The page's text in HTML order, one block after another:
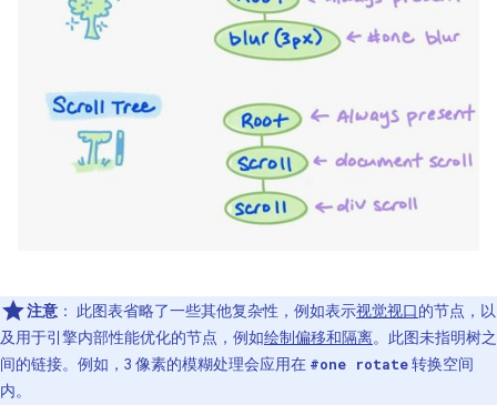
注意 ： 此图表省略了一些其他复杂性，例如表示视觉视口的节点，以
及用于引擎内部性能优化的节点，例如绘制偏移和隔离。此图未指明树之
间的链接。例如，3 像素的模糊处理会应用在 #one rotate转换空间
内。